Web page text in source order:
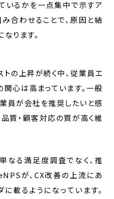
いるかを一点集中で示すア
合わせることで、原因と結
ります。
の上昇が続く中、従業員エ
心は高まっています。一般
員が会社を推奨したいと感
質・顧客対応の質が高く維
る満足度調査でなく、推
が、CX改善の上流にあ
載るようになっています。